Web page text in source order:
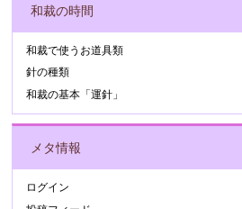
和裁の時間
和裁で使うお道具類
針の種類
和裁の基本「運針」
メタ情報
ログイン